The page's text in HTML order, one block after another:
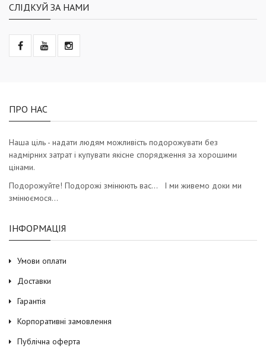
СЛІДКУЙ ЗА НАМИ
ПРО НАС
Наша ціль - надати людям можливість подорожувати без
надмірних затрат і купувати якісне спорядження за хорошими
цінами.
Подорожуйте! Подорожі змінюють вас… І ми живемо доки ми
змінюємося…
ІНФОРМАЦІЯ
Умови оплати
Доставки
Гарантія
Корпоративні замовлення
Публічна оферта